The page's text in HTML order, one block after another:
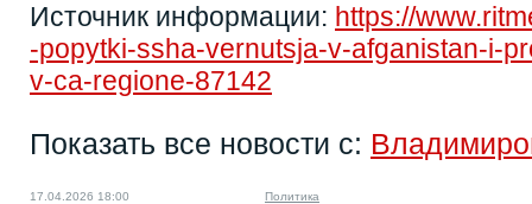
Источник информации: https://
-popytki-ssha-vernutsja-v-afganistan-i-
v-ca-regione-87142
Показать все новости с:
17.04.2026 18:00 Политика